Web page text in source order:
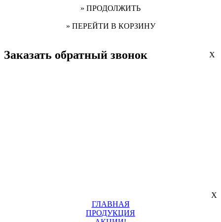
» ПРОДОЛЖИТЬ
» ПЕРЕЙТИ В КОРЗИНУ
Заказать обратный звонок X
X
ГЛАВНАЯ
ПРОДУКЦИЯ